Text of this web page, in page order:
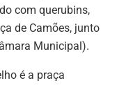
com querubins,
de Camões, junto
Municipal).
é a praça